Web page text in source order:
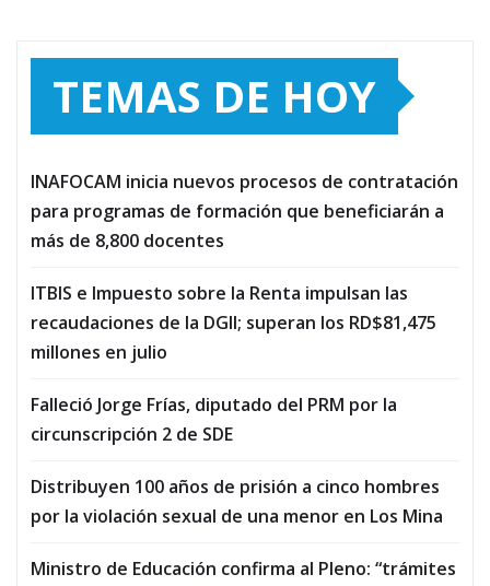
TEMAS DE HOY
INAFOCAM inicia nuevos procesos de contratación
para programas de formación que beneficiarán a
más de 8,800 docentes
ITBIS e Impuesto sobre la Renta impulsan las
recaudaciones de la DGII; superan los RD$81,475
millones en julio
Falleció Jorge Frías, diputado del PRM por la
circunscripción 2 de SDE
Distribuyen 100 años de prisión a cinco hombres
por la violación sexual de una menor en Los Mina
Ministro de Educación confirma al Pleno: “trámites